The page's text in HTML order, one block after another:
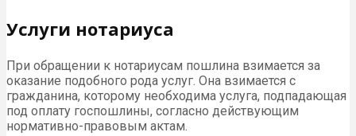
Услуги нотариуса
При обращении к нотариусам пошлина взимается за
оказание подобного рода услуг. Она взимается с
гражданина, которому необходима услуга, подпадающая
под оплату госпошлины, согласно действующим
нормативно-правовым актам.